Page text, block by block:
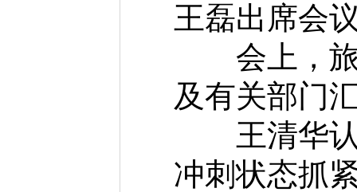
王磊出席会
会上，旅
及有关部门
王清华认
冲刺状态抓